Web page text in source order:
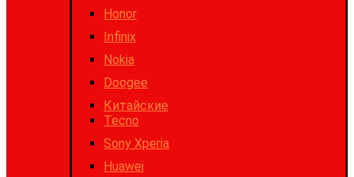
Honor
Infinix
Nokia
Doogee
Китайские
Tecno
Sony Xperia
Huawei